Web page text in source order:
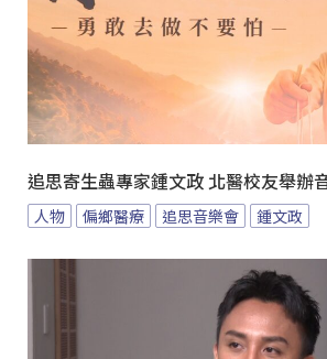
追思寄生蟲專家鍾文政 北醫校友舉辦
人物 偏鄉醫療 追思音樂會 鍾文政